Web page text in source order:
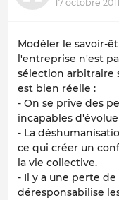
17 octobre
Modéler le savoir-
l'entreprise n'est
sélection arbitraire
est bien réelle :
- On se prive des
incapables
- La
ce qui créer un
la vie collective.
- Il y a une perte de
déresponsabilise